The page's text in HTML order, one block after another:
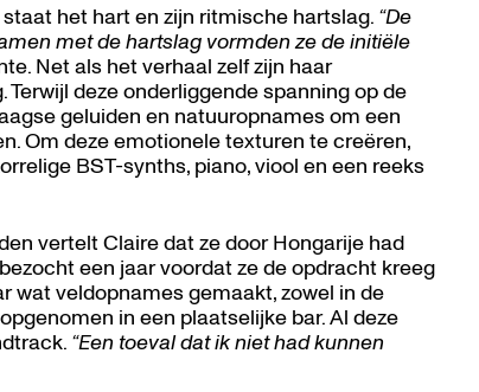
het hart en zijn ritmische hartslag. “De
met de hartslag vormden ze de initiële
Net als het verhaal zelf zijn haar
deze onderliggende spanning op de
geluiden en natuuropnames om een
Om deze emotionele texturen te creëren,
BST-synths, piano, viool en een reeks
vertelt Claire dat ze door Hongarije had
een jaar voordat ze de opdracht kreeg
wat veldopnames gemaakt, zowel in de
in een plaatselijke bar. Al deze
“Een toeval dat ik niet had kunnen